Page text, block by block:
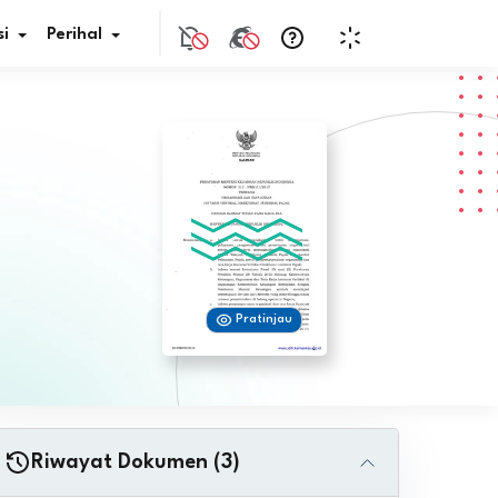
JDIH
Perihal
Pratinjau
Riwayat Dokumen (3)